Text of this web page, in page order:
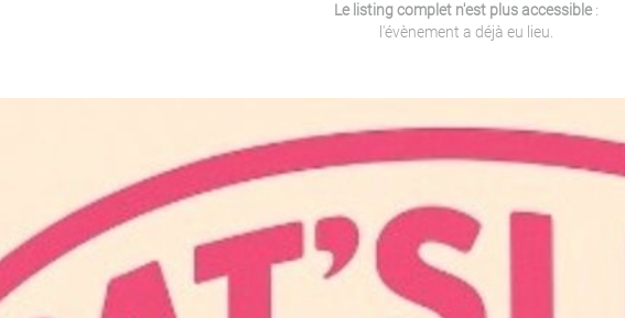
Le listing complet n'est plus accessible:
l'évènement a déjà eu lieu.